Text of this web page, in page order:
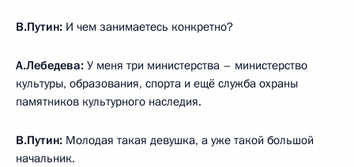
В.Путин: И чем занимаетесь конкретно?
А.Лебедева: У меня три министерства – министерство
культуры, образования, спорта и ещё служба охраны
памятников культурного наследия.
В.Путин: Молодая такая девушка, а уже такой большой
начальник.